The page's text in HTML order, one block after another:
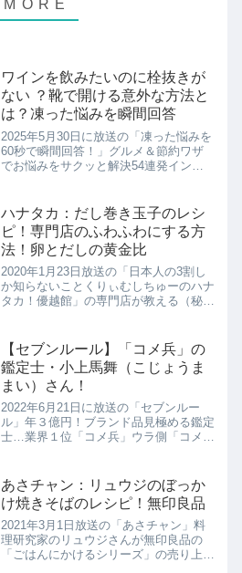
ワインを飲みたいのに栓抜きが
ない ？靴で開ける意外な方法と
は？凍った悩みを瞬間回答
2025年5月30日に放送の「凍った悩みを
60秒で瞬間回答！」グルメ＆節約ワザ
でお悩みをサクッと解決54連発インタ
サクサクっと解決していく情報バラエテ
ィーが、ゴールデン...
ハナタカ：だし巻き玉子のレシ
ピ！専門店のふわふわにする方
法！卵とだしの黄金比
2020年1月23日放送の「日本人の3割し
か知らないことくりぃむしちゅーのハナ
タカ！優越館」の専門店が教える（秘）
が教えてくれました。
【セブンルール】「コメ兵」の
鑑定士・小上馬舞（こじょうま
まい）さん！
2022年6月21日に放送の「セブンルー
ル」年３億円！ブランド品見極める鑑定
士…業界１位「コメ兵」ウラ側「コメ
あさチャン：リュウジのぼっか
け焼きそばのレシピ！無印良品
2021年3月1日放送の「あさチャン」料
理研究家のリュウジさんが無印良品の
「ごはんにかけるシリーズ」の売り上げ